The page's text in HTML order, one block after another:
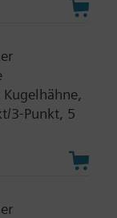
3-Punkt, 5